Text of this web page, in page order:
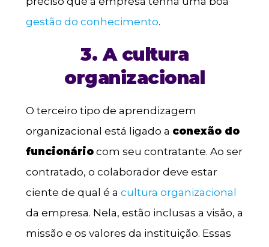
gestão do conhecimento.
3. A cultura
organizacional
O terceiro tipo de aprendizagem
organizacional está ligado a conexão do
funcionáriocom seu contratante. Ao ser
contratado, o colaborador deve estar
ciente de qual é a cultura organizacional
da empresa. Nela, estão inclusas a visão, a
missão e os valores da instituição. Essas